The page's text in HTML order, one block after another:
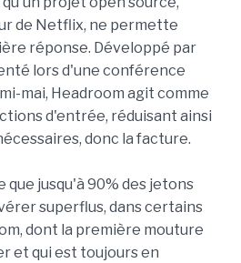
de Netflix, ne permette
réponse. Développé par
lors d'une conférence
mai, Headroom agit comme
d'entrée, réduisant ainsi
donc la facture.
que jusqu'à 90% des jetons
superflus, dans certains
dont la première mouture
et qui est toujours en